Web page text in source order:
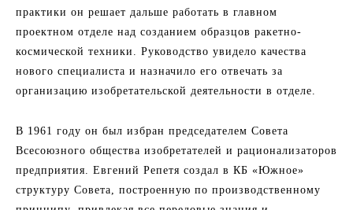
практики он решает дальше работать в главном
проектном отделе над созданием образцов ракетно-
космической техники. Руководство увидело качества
нового специалиста и назначило его отвечать за
организацию изобретательской деятельности в отделе.
В 1961 году он был избран председателем Совета
Всесоюзного общества изобретателей и рационализаторов
предприятия. Евгений Репетя создал в КБ «Южное»
структуру Совета, построенную по производственному